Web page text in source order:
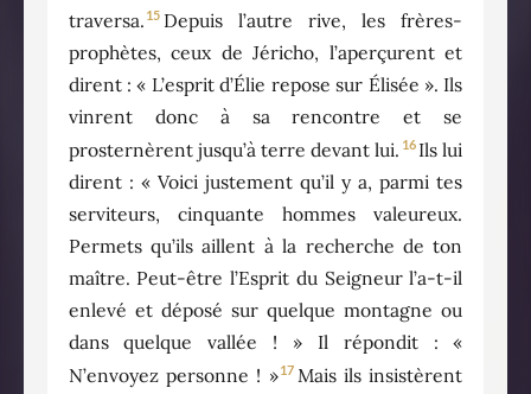
traversa. 15 Depuis l’autre rive, les frères-
prophètes, ceux de Jéricho, l’aperçurent et
dirent : « L’esprit d’Élie repose sur Élisée ». Ils
vinrent donc à sa rencontre et se
prosternèrent jusqu’à terre devant lui. 16 Ils lui
dirent : « Voici justement qu’il y a, parmi tes
serviteurs, cinquante hommes valeureux.
Permets qu’ils aillent à la recherche de ton
maître. Peut-être l’Esprit du Seigneur l’a-t-il
enlevé et déposé sur quelque montagne ou
dans quelque vallée ! » Il répondit : «
N’envoyez personne ! »17 Mais ils insistèrent